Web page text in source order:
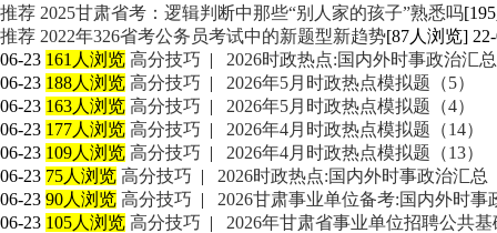
推荐 2025甘肃省考：逻辑判断中那些“别人家的孩子”熟悉吗
推荐 2022年326省考公务员考试中的新题型新趋势[87人浏览]
06-23 161人浏览 高分技巧 |
2026时政热点:国内外时事政治汇
06-23 188人浏览 高分技巧 |
2026年5月时政热点模拟题（5）
06-23 163人浏览 高分技巧 |
2026年5月时政热点模拟题（4）
06-23 177人浏览 高分技巧 |
2026年4月时政热点模拟题（14）
06-23 109人浏览 高分技巧 |
2026年4月时政热点模拟题（13）
06-23 75人浏览 高分技巧 |
2026时政热点:国内外时事政治汇总
06-23 90人浏览 高分技巧 |
2026甘肃事业单位备考:国内外时事
06-23 105人浏览 高分技巧 | 2026年甘肃省事业单位招聘公共